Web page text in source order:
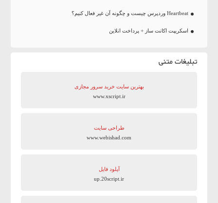
Heartbeat وردپرس چیست و چگونه آن غیر فعال کنیم؟
اسکریپت اکانت ساز + پرداخت انلاین
تبلیغات متنی
بهترین سایت‌ خرید سرور مجازی
www.xscript.ir
طراحی سایت
www.webishad.com
آپلود فایل
up.20script.ir